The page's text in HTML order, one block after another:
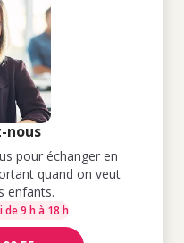
nous
pour échanger en
quand on veut
enfants.
de 9 h à 18 h